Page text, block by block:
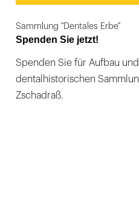
Sammlung "Dentales Erbe"
Spenden Sie jetzt!
Spenden Sie für Aufbau
dentalhistorischen
Zschadraß.